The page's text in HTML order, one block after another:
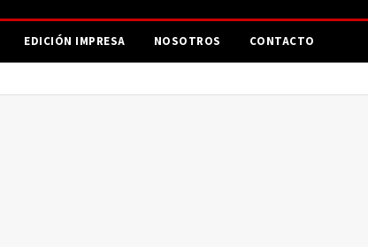
EDICIÓN IMPRESA NOSOTROS CONTACTO